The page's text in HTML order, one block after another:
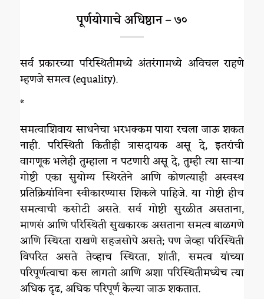
पूर्णयोगाचे अधिष्ठान – ७०
सर्व प्रकारच्या परिस्थितीमध्ये अंतरंगामध्ये अविचल राहणे
म्हणजे समत्व (equality).
*
समत्वाशिवाय साधनेचा भरभक्कम पाया रचला जाऊ शकत
नाही. परिस्थिती कितीही त्रासदायक असू दे, इतरांची
वागणूक भलेही तुम्हाला न पटणारी असू दे, तुम्ही त्या साऱ्या
गोष्टी एका सुयोग्य स्थिरतेने आणि कोणत्याही अस्वस्थ
प्रतिक्रियांविना स्वीकारण्यास शिकले पाहिजे. या गोष्टी हीच
समत्वाची कसोटी असते. सर्व गोष्टी सुरळीत असताना,
माणसं आणि परिस्थिती सुखकारक असताना समत्व बाळगणे
आणि स्थिरता राखणे सहजसोपे असते; पण जेव्हा परिस्थिती
विपरित असते तेव्हाच स्थिरता, शांती, समत्व यांच्या
परिपूर्णत्वाचा कस लागतो आणि अशा परिस्थितीमध्येच त्या
अधिक दृढ, अधिक परिपूर्ण केल्या जाऊ शकतात.